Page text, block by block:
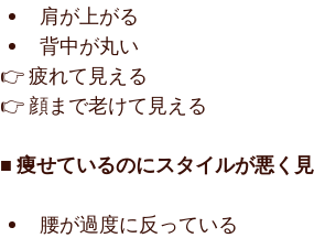
肩が上がる
背中が丸い
👉 疲れて見える
👉 顔まで老けて見える
■ 痩せているのにスタイルが悪く
腰が過度に反っている